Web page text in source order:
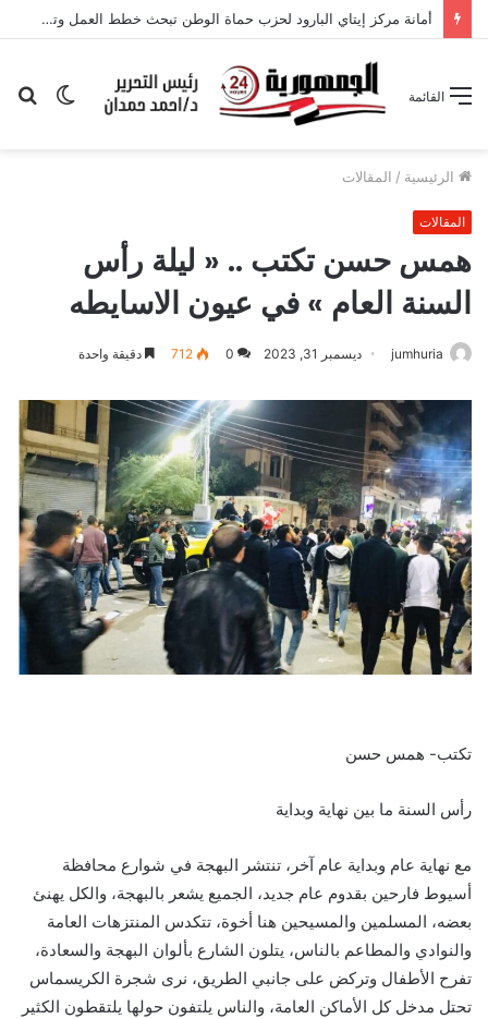
الوضع
القائمة
الرئيسية / المقالات
المقالات
همس حسن تكتب .. « ليلة رأس
السنة العام » في عيون الاسايطه
jumhuria ديسمبر 31, 2023 0
712 دقيقة واحدة
تكتب- همس حسن
رأس السنة ما بين نهاية وبداية
مع نهاية عام وبداية عام آخر، تنتشر البهجة في شوارع محافظة
أسيوط فارحين بقدوم عام جديد، الجميع يشعر بالبهجة، والكل يهنئ
بعضه، المسلمين والمسيحين هنا أخوة، تتكدس المنتزهات العامة
والنوادي والمطاعم بالناس، يتلون الشارع بألوان البهجة والسعادة،
تفرح الأطفال وتركض على جانبي الطريق، نرى شجرة الكريسماس
تحتل مدخل كل الأماكن العامة، والناس يلتفون حولها يلتقطون الكثير